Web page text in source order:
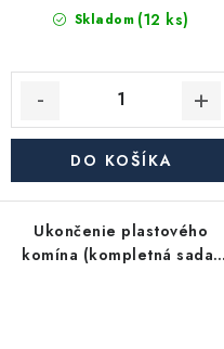
Skladom (12 ks)
DO KOŠÍKA
Ukončenie plastového
komína (kompletná sada)